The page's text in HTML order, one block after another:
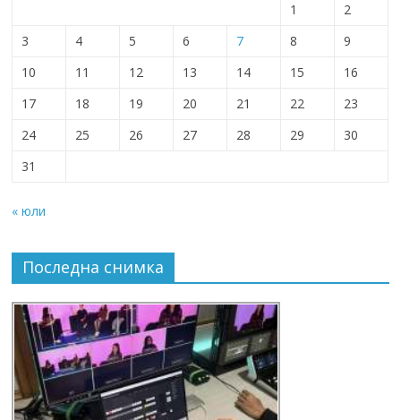
1
2
3
4 5 6 7 8
9
10
11 12 13 14 15
16
17
18 19 20 21 22
23
24
25 26 27 28 29
30
31
« юли
Последна снимка